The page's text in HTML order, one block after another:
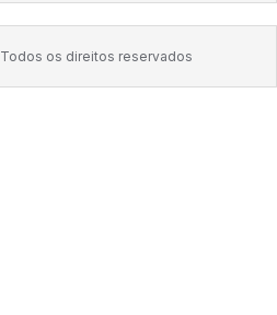
Todos os direitos reservados